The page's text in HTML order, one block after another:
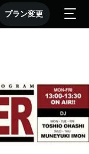
プラン変更